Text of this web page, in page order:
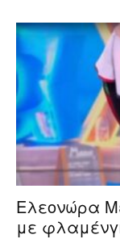
Ελεονώρα
με